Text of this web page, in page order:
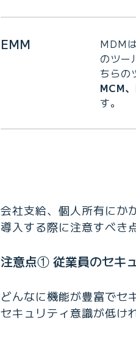
EMM
MDM
のツー
ちらの
MCM
す。
会社支給、個人所有にか
導入する際に注意すべき
注意点① 従業員のセキ
どんなに機能が豊富でセ
セキュリティ意識が低け